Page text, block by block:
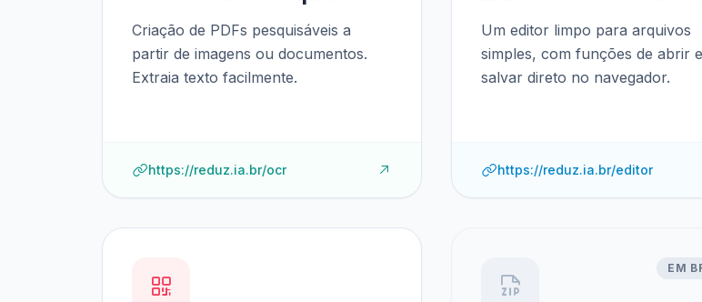
Criação de PDFs pesquisáveis a
partir de imagens ou documentos.
Extraia texto facilmente.
https://reduz.ia.br/ocr
Um editor limpo para arquivos
simples, com funções de abrir e
salvar direto no navegador.
https://reduz.ia.br/editor
EM